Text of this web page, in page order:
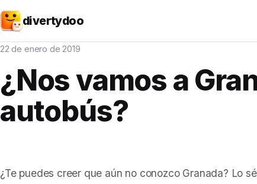
divertydoo
22 de enero de 2019
¿Nos vamos a
autobús?
¿Te puedes creer que aún no conozco Granada? Lo